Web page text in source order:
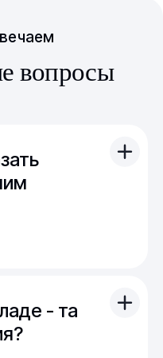
вопросы
чертеж/проект
заданием.
вас как мелкую
отводы,
- та